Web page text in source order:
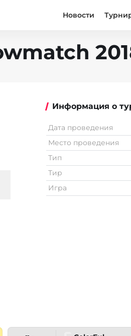
Новости
Информация о
Дата проведения
Место проведения
Тип
Тир
Игра